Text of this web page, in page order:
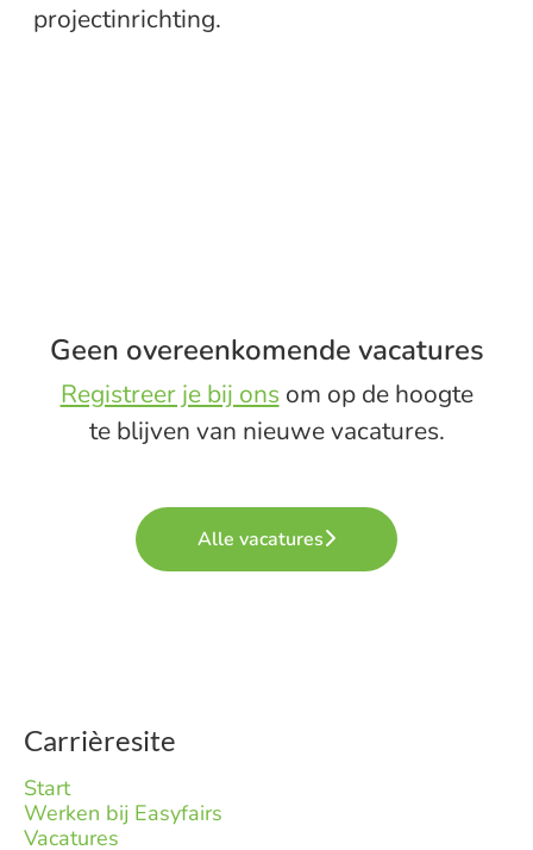
projectinrichting.
Geen overeenkomende vacatures
Registreer je bij ons om op de hoogte
te blijven van nieuwe vacatures.
Alle vacatures
Carrièresite
Start
Werken bij Easyfairs
Vacatures